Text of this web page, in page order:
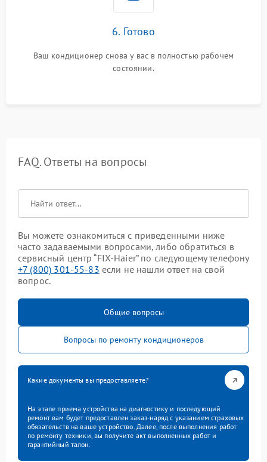
6. Готово
Ваш кондиционер снова у вас в полностью рабочем
состоянии.
FAQ. Ответы на вопросы
Вы можете ознакомиться с приведенными ниже
часто задаваемыми вопросами, либо обратиться в
сервисный центр “FIX-Haier” по следующему телефону
+7 (800) 301-55-83 если не нашли ответ на свой
вопрос.
Общие вопросы
Вопросы по ремонту кондиционеров
Какие документы вы предоставляете?
На этапе приема устройства на диагностику и последующий
ремонт вам будет предоставлен заказ-наряд с указанием страховых
обязательств на ваше устройство. Далее, после выполнения работ
по ремонту техники, вы получите акт выполненных работ и
гарантийный талон.